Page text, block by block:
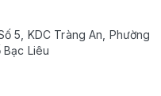
5, KDC Tràng An, Phường
Bạc Liêu